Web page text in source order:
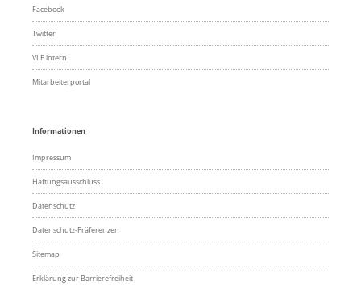
Facebook
Twitter
VLP intern
Mitarbeiterportal
Informationen
Impressum
Haftungsausschluss
Datenschutz
Datenschutz-Präferenzen
Sitemap
Erklärung zur Barrierefreiheit